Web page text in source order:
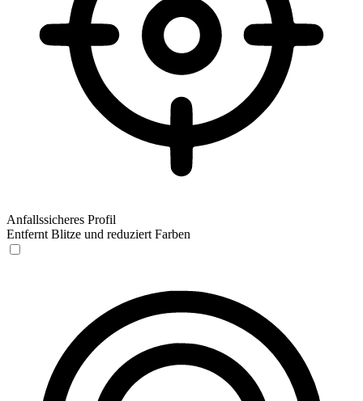
Anfallssicheres Profil
Entfernt Blitze und reduziert Farben